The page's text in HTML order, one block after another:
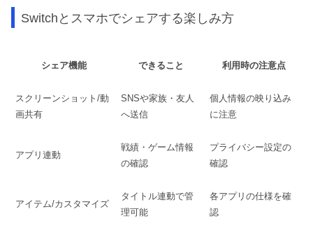
Switchとスマホでシェアする楽しみ方
シェア機能 できること 利用時の注意点
スクリーンショット/動
画共有
SNSや家族・友人
へ送信
個人情報の映り込み
に注意
アプリ連動
戦績・ゲーム情報
の確認
プライバシー設定の
確認
アイテム/カスタマイズ
タイトル連動で管
理可能
各アプリの仕様を確
認